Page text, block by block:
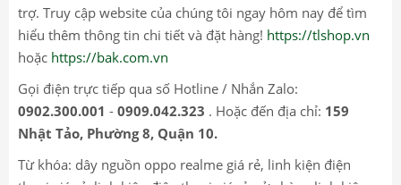
trợ. Truy cập website của chúng tôi ngay hôm nay để tìm
hiểu thêm thông tin chi tiết và đặt hàng! https://tlshop.vn
hoặc https://bak.com.vn
Gọi điện trực tiếp qua số Hotline / Nhắn Zalo:
0902.300.001 - 0909.042.323 . Hoặc đến địa chỉ: 159
Nhật Tảo, Phường 8, Quận 10.
Từ khóa: dây nguồn oppo realme giá rẻ, linh kiện điện